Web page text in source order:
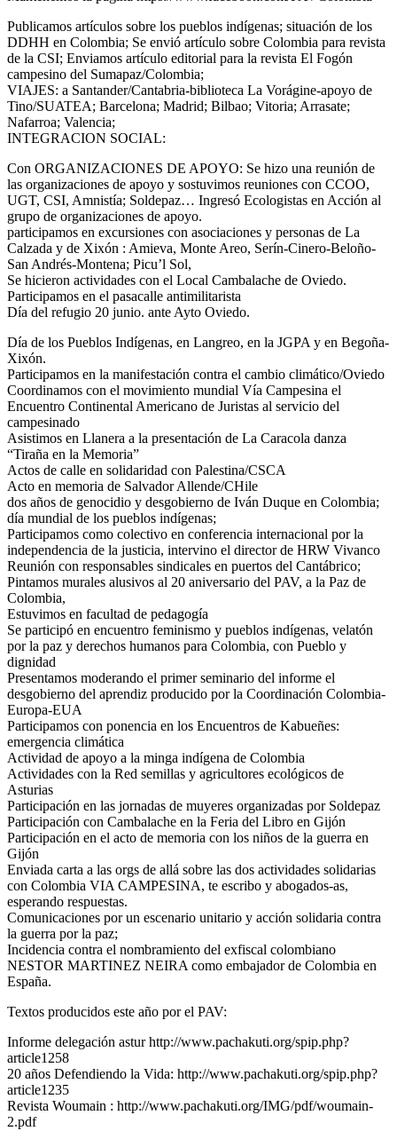
Publicamos artículos sobre los pueblos indígenas; situación de los
DDHH en Colombia; Se envió artículo sobre Colombia para revista
de la CSI; Enviamos artículo editorial para la revista El Fogón
campesino del Sumapaz/Colombia;
VIAJES: a Santander/Cantabria-biblioteca La Vorágine-apoyo de
Tino/SUATEA; Barcelona; Madrid; Bilbao; Vitoria; Arrasate;
Nafarroa; Valencia;
INTEGRACION SOCIAL:
Con ORGANIZACIONES DE APOYO: Se hizo una reunión de
las organizaciones de apoyo y sostuvimos reuniones con CCOO,
UGT, CSI, Amnistía; Soldepaz… Ingresó Ecologistas en Acción al
grupo de organizaciones de apoyo.
participamos en excursiones con asociaciones y personas de La
Calzada y de Xixón : Amieva, Monte Areo, Serín-Cinero-Beloño-
San Andrés-Montena; Picu’l Sol,
Se hicieron actividades con el Local Cambalache de Oviedo.
Participamos en el pasacalle antimilitarista
Día del refugio 20 junio. ante Ayto Oviedo.
Día de los Pueblos Indígenas, en Langreo, en la JGPA y en Begoña-
Xixón.
Participamos en la manifestación contra el cambio climático/Oviedo
Coordinamos con el movimiento mundial Vía Campesina el
Encuentro Continental Americano de Juristas al servicio del
campesinado
Asistimos en Llanera a la presentación de La Caracola danza
“Tiraña en la Memoria”
Actos de calle en solidaridad con Palestina/CSCA
Acto en memoria de Salvador Allende/CHile
dos años de genocidio y desgobierno de Iván Duque en Colombia;
día mundial de los pueblos indígenas;
Participamos como colectivo en conferencia internacional por la
independencia de la justicia, intervino el director de HRW Vivanco
Reunión con responsables sindicales en puertos del Cantábrico;
Pintamos murales alusivos al 20 aniversario del PAV, a la Paz de
Colombia,
Estuvimos en facultad de pedagogía
Se participó en encuentro feminismo y pueblos indígenas, velatón
por la paz y derechos humanos para Colombia, con Pueblo y
dignidad
Presentamos moderando el primer seminario del informe el
desgobierno del aprendiz producido por la Coordinación Colombia-
Europa-EUA
Participamos con ponencia en los Encuentros de Kabueñes:
emergencia climática
Actividad de apoyo a la minga indígena de Colombia
Actividades con la Red semillas y agricultores ecológicos de
Asturias
Participación en las jornadas de muyeres organizadas por Soldepaz
Participación con Cambalache en la Feria del Libro en Gijón
Participación en el acto de memoria con los niños de la guerra en
Gijón
Enviada carta a las orgs de allá sobre las dos actividades solidarias
con Colombia VIA CAMPESINA, te escribo y abogados-as,
esperando respuestas.
Comunicaciones por un escenario unitario y acción solidaria contra
la guerra por la paz;
Incidencia contra el nombramiento del exfiscal colombiano
NESTOR MARTINEZ NEIRA como embajador de Colombia en
España.
Textos producidos este año por el PAV:
Informe delegación astur http://www.pachakuti.org/spip.php?
article1258
20 años Defendiendo la Vida: http://www.pachakuti.org/spip.php?
article1235
Revista Woumain : http://www.pachakuti.org/IMG/pdf/woumain-
2.pdf